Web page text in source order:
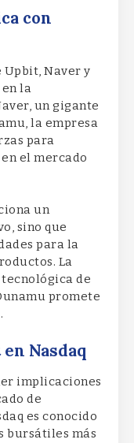
con
Naver y
la
un gigante
la empresa
para
el mercado
un
sino que
para la
La
de
promete
Nasdaq
implicaciones
de
es conocido
bursátiles más